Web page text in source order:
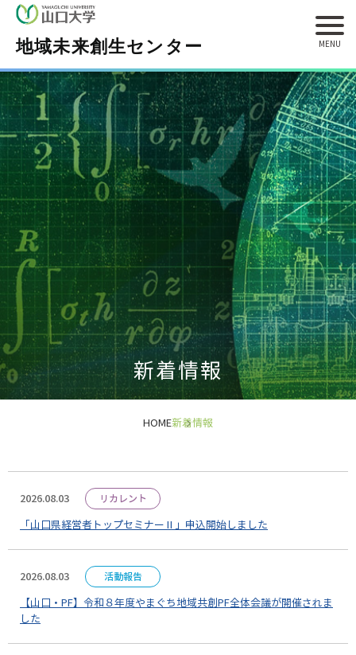
地域未来創生センター
新着情報
HOME新着情報
2026.08.03 リカレント
「山口県経営者トップセミナーⅡ」申込開始しました
2026.08.03 活動報告
【山口・PF】令和８年度やまぐち地域共創PF全体会議が開催されま
した